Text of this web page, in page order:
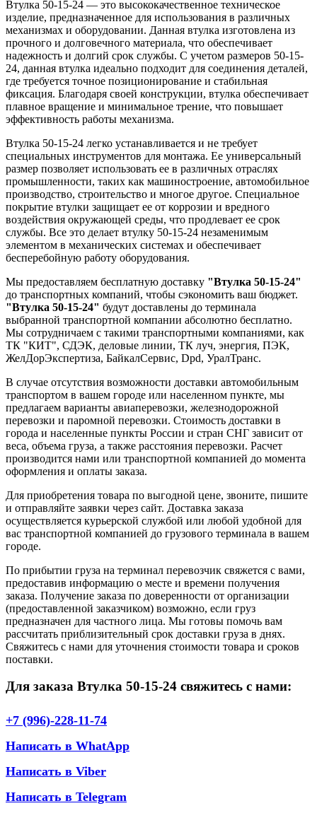
Втулка 50-15-24 — это высококачественное техническое
изделие, предназначенное для использования в различных
механизмах и оборудовании. Данная втулка изготовлена из
прочного и долговечного материала, что обеспечивает
надежность и долгий срок службы. С учетом размеров 50-15-
24, данная втулка идеально подходит для соединения деталей,
где требуется точное позиционирование и стабильная
фиксация. Благодаря своей конструкции, втулка обеспечивает
плавное вращение и минимальное трение, что повышает
эффективность работы механизма.
Втулка 50-15-24 легко устанавливается и не требует
специальных инструментов для монтажа. Ее универсальный
размер позволяет использовать ее в различных отраслях
промышленности, таких как машиностроение, автомобильное
производство, строительство и многое другое. Специальное
покрытие втулки защищает ее от коррозии и вредного
воздействия окружающей среды, что продлевает ее срок
службы. Все это делает втулку 50-15-24 незаменимым
элементом в механических системах и обеспечивает
бесперебойную работу оборудования.
Мы предоставляем бесплатную доставку "Втулка 50-15-24"
до транспортных компаний, чтобы сэкономить ваш бюджет.
"Втулка 50-15-24" будут доставлены до терминала
выбранной транспортной компании абсолютно бесплатно.
Мы сотрудничаем с такими транспортными компаниями, как
ТК "КИТ", СДЭК, деловые линии, ТК луч, энергия, ПЭК,
ЖелДорЭкспертиза, БайкалСервис, Dpd, УралТранс.
В случае отсутствия возможности доставки автомобильным
транспортом в вашем городе или населенном пункте, мы
предлагаем варианты авиаперевозки, железнодорожной
перевозки и паромной перевозки. Стоимость доставки в
города и населенные пункты России и стран СНГ зависит от
веса, объема груза, а также расстояния перевозки. Расчет
производится нами или транспортной компанией до момента
оформления и оплаты заказа.
Для приобретения товара по выгодной цене, звоните, пишите
и отправляйте заявки через сайт. Доставка заказа
осуществляется курьерской службой или любой удобной для
вас транспортной компанией до грузового терминала в вашем
городе.
По прибытии груза на терминал перевозчик свяжется с вами,
предоставив информацию о месте и времени получения
заказа. Получение заказа по доверенности от организации
(предоставленной заказчиком) возможно, если груз
предназначен для частного лица. Мы готовы помочь вам
рассчитать приблизительный срок доставки груза в днях.
Свяжитесь с нами для уточнения стоимости товара и сроков
поставки.
Для заказа Втулка 50-15-24 свяжитесь с нами:
+7 (996)-228-11-74
Написать в WhatApp
Написать в Viber
Написать в Telegram